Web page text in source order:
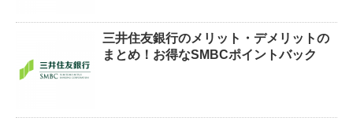
三井住友銀行のメリット・デメリットの
まとめ！お得なSMBCポイントバック